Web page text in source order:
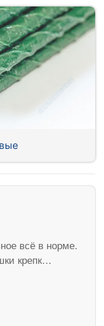
всё в норме.
крепк…